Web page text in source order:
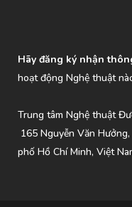
Hãy đăng ký nhận
hoạt động Nghệ thuật
Trung tâm Nghệ thuật
165 Nguyễn Văn
phố Hồ Chí Minh, Việt